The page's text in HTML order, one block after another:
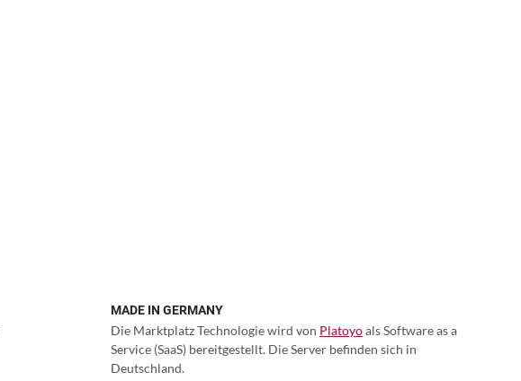
MADE IN GERMANY
Die Marktplatz Technologie wird von Platoyoals Software as a
Service (SaaS) bereitgestellt. Die Server befinden sich in
Deutschland.